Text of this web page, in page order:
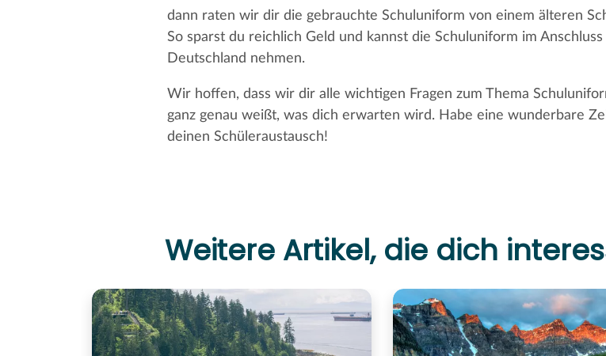
dann raten wir dir die gebrauchte Schuluniform von einem älteren
So sparst du reichlich Geld und kannst die Schuluniform im
Deutschland nehmen.
Wir hoffen, dass wir dir alle wichtigen Fragen zum Thema
ganz genau weißt, was dich erwarten wird. Habe eine wunderbare
deinen Schüleraustausch!
Weitere Artikel, die dich